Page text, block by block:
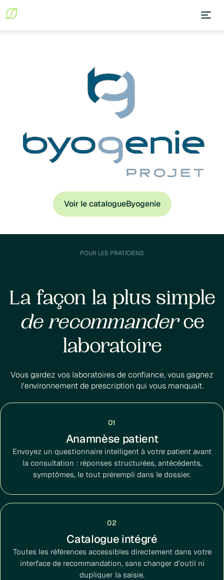
Voir le catalogueByogenie
POUR LES PRATICIENS
La façon la plus simple
de recommanderce
laboratoire
Vous gardez vos laboratoires de confiance, vous gagnez
l'environnement de prescription qui vous manquait.
01
Anamnèse patient
Envoyez un questionnaire intelligent à votre patient avant
la consultation : réponses structurées, antécédents,
symptômes, le tout prérempli dans le dossier.
02
Catalogue intégré
Toutes les références accessibles directement dans votre
interface de recommandation, sans changer d'outil ni
dupliquer la saisie.